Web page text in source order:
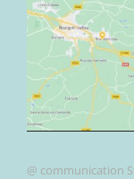
@ communication